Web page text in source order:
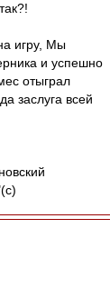
игру, Мы
и успешно
отыграл
заслуга всей